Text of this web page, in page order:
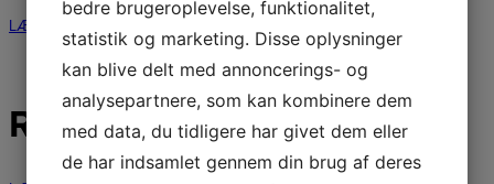
LÆS MERE
REGLEMENTER
bedre brugeroplevelse, funktionalitet,
statistik og marketing. Disse oplysninger
kan blive delt med annoncerings- og
analysepartnere, som kan kombinere dem
med data, du tidligere har givet dem eller
de har indsamlet gennem din brug af deres